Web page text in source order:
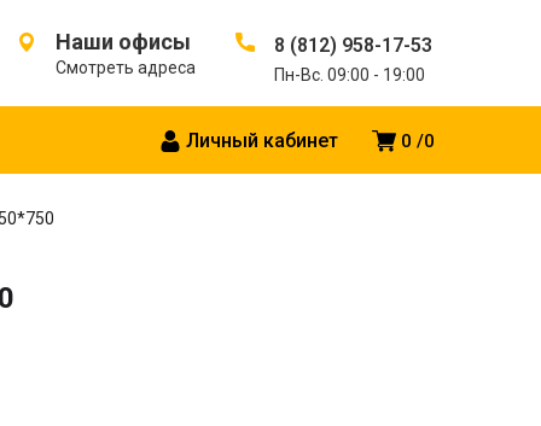
Наши офисы
Смотреть адреса
8 (812) 958-17-53
Пн-Вс. 09:00 - 19:00
0 0
Личный кабинет